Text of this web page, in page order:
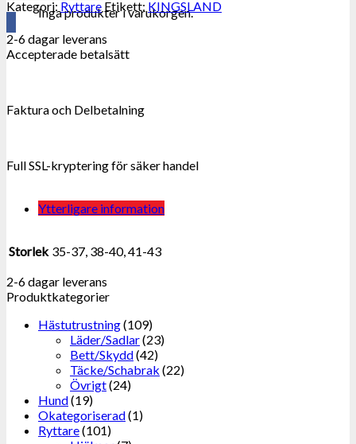
Inga produkter i varukorgen.
Kategori: Ryttare Etikett: KINGSLAND
2-6 dagar leverans
Accepterade betalsätt
Faktura och Delbetalning
Full SSL-kryptering för säker handel
Ytterligare information
Storlek 35-37, 38-40, 41-43
2-6 dagar leverans
Produktkategorier
Hästutrustning(109)
Läder/Sadlar(23)
Bett/Skydd(42)
Täcke/Schabrak (22)
Övrigt(24)
Hund(19)
Okategoriserad(1)
Ryttare(101)